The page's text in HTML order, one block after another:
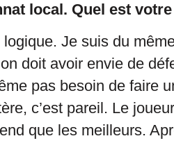
local. Quel est
logique. Je suis du
doit avoir envie de
pas besoin de faire
c’est pareil. Le
que les meilleurs.